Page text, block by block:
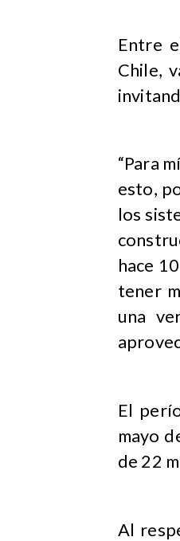
Entre
Chile,
“Para
esto,
los
hace
tener
una
El
mayo
de 22
Al